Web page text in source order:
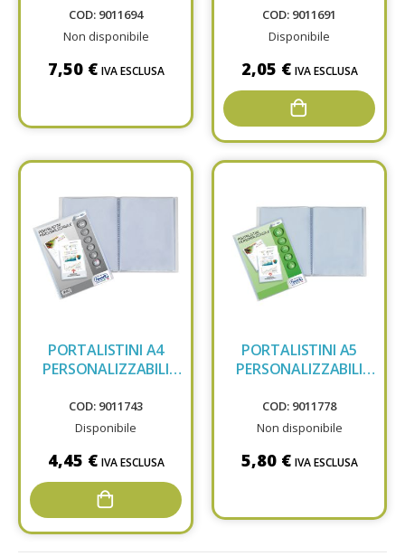
COD: 9011694
Non disponibile
7,50 € IVA ESCLUSA
COD: 9011691
Disponibile
2,05 € IVA ESCLUSA
PORTALISTINI A4
PERSONALIZZABILI
COD: 9011743
Disponibile
4,45 € IVA ESCLUSA
PORTALISTINI A5
PERSONALIZZABILI
COD: 9011778
Non disponibile
5,80 € IVA ESCLUSA